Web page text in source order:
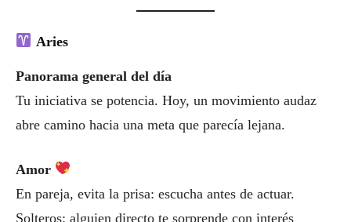
Aries
Panorama general del día
Tu iniciativa se potencia. Hoy, un movimiento audaz
abre camino hacia una meta que parecía lejana.
Amor
En pareja, evita la prisa: escucha antes de actuar.
Solteros: alguien directo te sorprende con interés